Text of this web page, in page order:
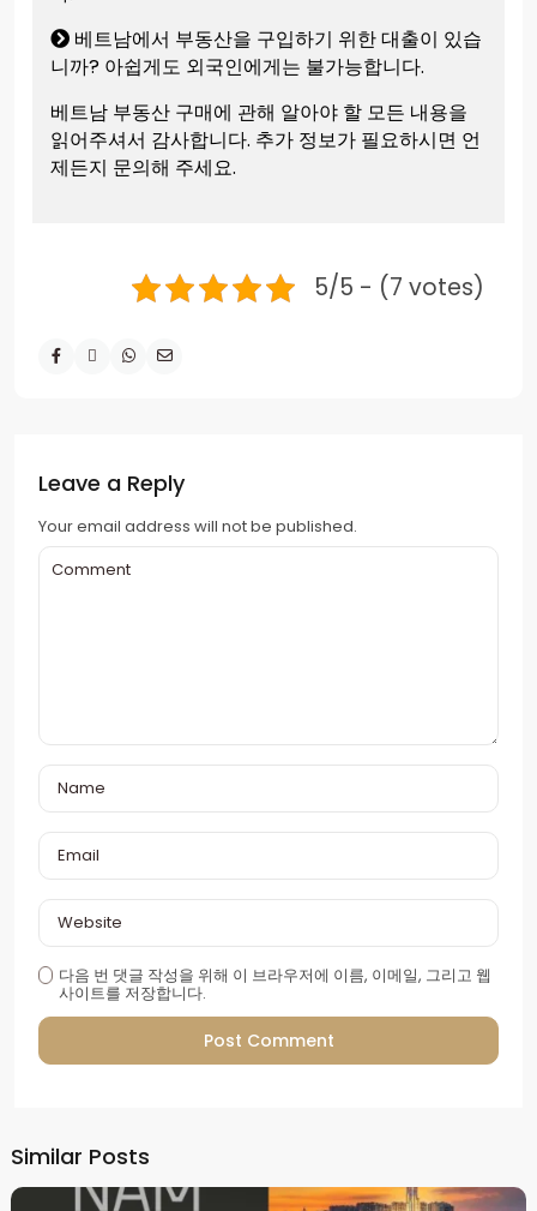
베트남에서 부동산을 구입하기 위한 대출이 있습
니까? 아쉽게도 외국인에게는 불가능합니다.
베트남 부동산 구매에 관해 알아야 할 모든 내용을
읽어주셔서 감사합니다. 추가 정보가 필요하시면 언
제든지 문의해 주세요.
5/5 - (7 votes)
Leave a Reply
Your email address will not be published.
다음 번 댓글 작성을 위해 이 브라우저에 이름, 이메일, 그리고 웹
사이트를 저장합니다.
Similar Posts